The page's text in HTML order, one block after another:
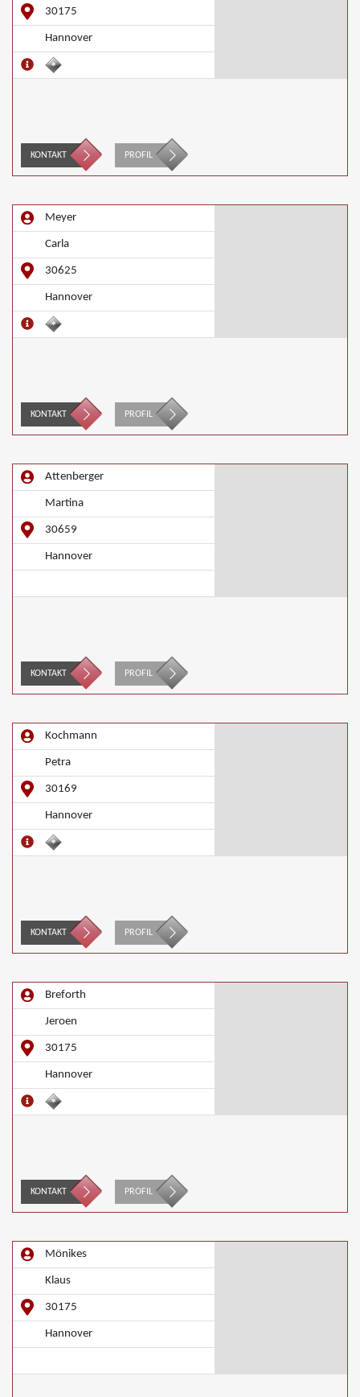
30175
Hannover
KONTAKT PROFIL
Meyer
Carla
30625
Hannover
KONTAKT PROFIL
Attenberger
Martina
30659
Hannover
KONTAKT PROFIL
Kochmann
Petra
30169
Hannover
KONTAKT PROFIL
Breforth
Jeroen
30175
Hannover
KONTAKT PROFIL
Mönikes
Klaus
30175
Hannover